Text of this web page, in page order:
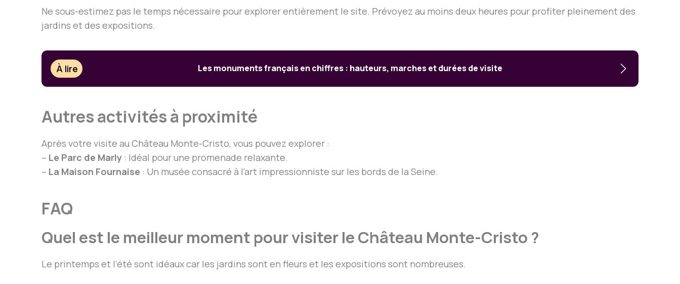
Ne sous-estimez pas le temps nécessaire pour explorer entièrement le site. Prévoyez au moins deux heures pour profiter pleinement des
jardins et des expositions.
À lire Les monuments français en chiffres : hauteurs, marches et durées de visite
Autres activités à proximité
Après votre visite au Château Monte-Cristo, vous pouvez explorer :
– Le Parc de Marly : Idéal pour une promenade relaxante.
– La Maison Fournaise : Un musée consacré à l’art impressionniste sur les bords de la Seine.
FAQ
Quel est le meilleur moment pour visiter le Château Monte-Cristo ?
Le printemps et l’été sont idéaux car les jardins sont en fleurs et les expositions sont nombreuses.